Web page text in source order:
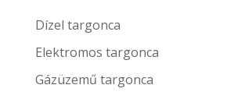
Dízel targonca
Elektromos targonca
Gázüzemű targonca